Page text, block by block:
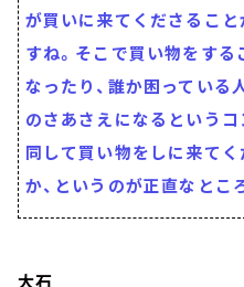
が買いに来てくださるこ
すね。そこで買い物をする
なったり、誰か困っている
のさあさえになるという
同して買い物をしに来て
か、というのが正直なとこ
大石